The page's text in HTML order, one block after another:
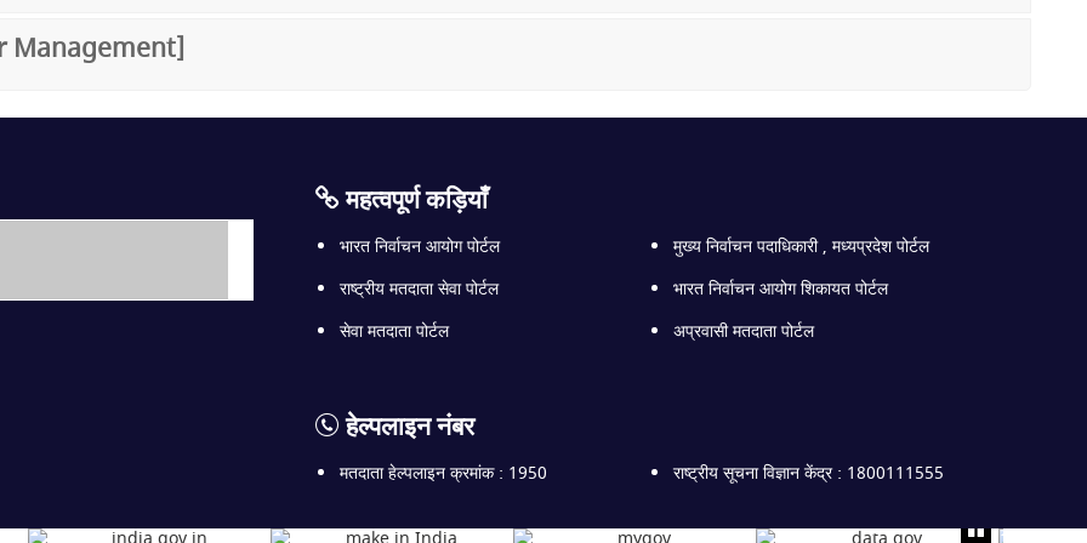
Management]
महत्वपूर्ण कड़ियाँ
भारत निर्वाचन आयोग पोर्टल
मुख्य निर्वाचन पदाधिकारी , मध्यप्रदेश पोर्टल
राष्ट्रीय मतदाता सेवा पोर्टल
भारत निर्वाचन आयोग शिकायत पोर्टल
सेवा मतदाता पोर्टल
अप्रवासी मतदाता पोर्टल
हेल्पलाइन नंबर
मतदाता हेल्पलाइन क्रमांक : 1950 राष्ट्रीय सूचना विज्ञान केंद्र : 1800111555